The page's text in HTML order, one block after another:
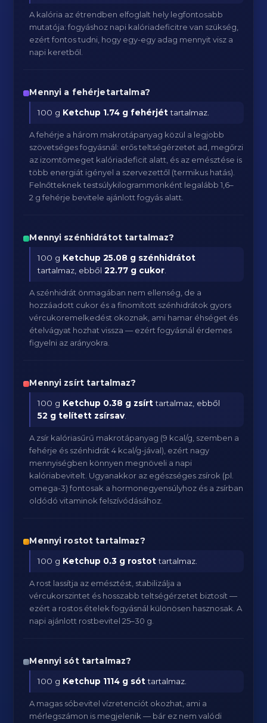
A kalória az étrendben elfoglalt hely legfontosabb
mutatója: fogyáshoz napi kalóriadeficitre van szükség,
ezért fontos tudni, hogy egy-egy adag mennyit visz a
napi keretből.
Mennyi a fehérjetartalma?
100 g Ketchup 1.74 g fehérjéttartalmaz.
A fehérje a három makrotápanyag közül a legjobb
szövetséges fogyásnál: erős teltségérzetet ad, megőrzi
az izomtömeget kalóriadeficit alatt, és az emésztése is
több energiát igényel a szervezettől (termikus hatás).
Felnőtteknek testsúlykilogrammonként legalább 1,6–
2 g fehérje bevitele ajánlott fogyás alatt.
Mennyi szénhidrátot tartalmaz?
100 g Ketchup 25.08 g szénhidrátot
tartalmaz, ebből22.77 g cukor
A szénhidrát önmagában nem ellenség, de a
hozzáadott cukor és a finomított szénhidrátok gyors
vércukoremelkedést okoznak, ami hamar éhséget és
ételvágyat hozhat vissza — ezért fogyásnál érdemes
figyelni az arányokra.
Mennyi zsírt tartalmaz?
100 g Ketchup 0.38 g zsírttartalmaz, ebből
52 g telített zsírsav
A zsír kalóriasűrű makrotápanyag (9 kcal/g, szemben a
fehérje és szénhidrát 4 kcal/g-jával), ezért nagy
mennyiségben könnyen megnöveli a napi
kalóriabevitelt. Ugyanakkor az egészséges zsírok (pl.
omega-3) fontosak a hormonegyensúlyhoz és a zsírban
oldódó vitaminok felszívódásához.
Mennyi rostot tartalmaz?
100 g Ketchup 0.3 g rostottartalmaz.
A rost lassítja az emésztést, stabilizálja a
vércukorszintet és hosszabb teltségérzetet biztosít —
ezért a rostos ételek fogyásnál különösen hasznosak. A
napi ajánlott rostbevitel 25–30 g.
Mennyi sót tartalmaz?
100 g Ketchup 1114 g sóttartalmaz.
A magas sóbevitel vízretenciót okozhat, ami a
mérlegszámon is megjelenik — bár ez nem valódi